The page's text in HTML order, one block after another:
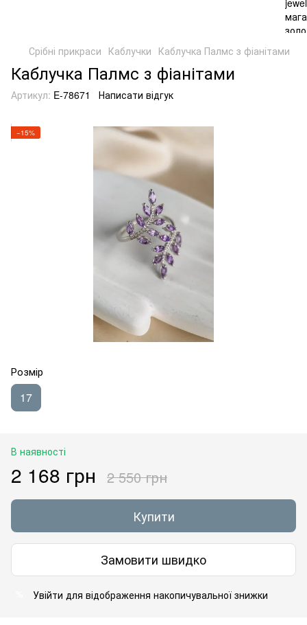
Срібні прикраси Каблучки Каблучка Палмс з фіанітами
Каблучка Палмс з фіанітами
Артикул: E-78671 Написати відгук
−15%
Розмір
17
В наявності
2 168 грн 2 550 грн
Купити
Замовити швидко
Увійти для відображення накопичувальної знижки